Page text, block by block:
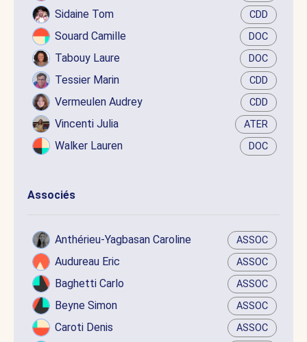
Sidaine Tom CDD
Souard Camille DOC
Tabouy Laure DOC
Tessier Marin CDD
Vermeulen Audrey CDD
Vincenti Julia ATER
Walker Lauren DOC
Associés
Anthérieu-Yagbasan Caroline ASSOC
Audureau Eric ASSOC
Baghetti Carlo ASSOC
Beyne Simon ASSOC
Caroti Denis ASSOC